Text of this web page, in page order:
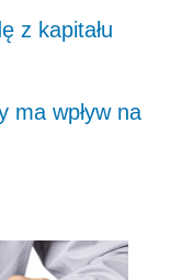
z kapitału
ma wpływ na